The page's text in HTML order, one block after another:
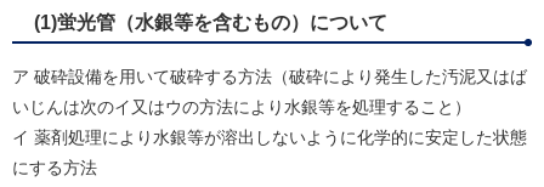
(1)蛍光管（水銀等を含むもの）について
ア 破砕設備を用いて破砕する方法（破砕により発生した汚泥又はば
いじんは次のイ又はウの方法により水銀等を処理すること）
イ 薬剤処理により水銀等が溶出しないように化学的に安定した状態
にする方法